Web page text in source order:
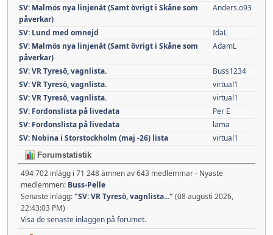
SV: Malmös nya linjenät (Samt övrigt i Skåne som
påverkar)
Anders.o93
SV: Lund med omnejd
IdaL
SV: Malmös nya linjenät (Samt övrigt i Skåne som
påverkar)
AdamL
SV: VR Tyresö, vagnlista.
Buss1234
SV: VR Tyresö, vagnlista.
virtual1
SV: VR Tyresö, vagnlista.
virtual1
SV: Fordonslista på livedata
Per E
SV: Fordonslista på livedata
lama
SV: Nobina i Storstockholm (maj -26) lista
virtual1
Forumstatistik
494 702 inlägg i 71 248 ämnen av 643 medlemmar - Nyaste
medlemmen: Buss-Pelle
Senaste inlägg:"SV: VR Tyresö, vagnlista..." (08 augusti 2026,
22:43:03 PM)
Visa de senaste inläggen på forumet.